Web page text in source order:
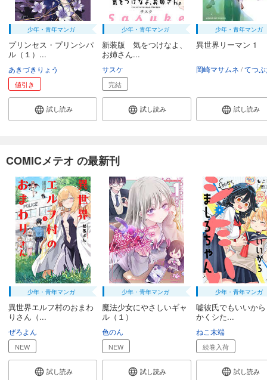
165円 (税込)
完結
カート
試し読み
あらすじを表示する
怪人開発部の黒井津さん（単話版）第55話
完結
カート
怪人開発部の黒井津さん（単話版）第56話
165円 (税込)
完結
カート
試し読み
あらすじを表示する
怪人開発部の黒井津さん（単話版）第57話
110 円 (税込)
完結
カート
試し読み
あらすじを表示する
少年・青年マンガ
プリンセス・プリンシパ
ル（１）...
あきづきりょう
値引き
試し読み
少年・青年マンガ
新装版 気をつけなよ、
お姉さん...
サスケ
完結
試し読み
少年・青年マンガ
異世界リーマン 1
岡崎マサムネ てつ
試し読み
COMICメテオ の最新刊
少年・青年マンガ
異世界エルフ村のおまわ
りさん（...
ぜろよん
NEW
試し読み
少年・青年マンガ
魔法少女にやさしいギャ
ル（１）
色のん
NEW
試し読み
少年・青年マンガ
嘘彼氏でもいいか
かくシた...
ねこ末端
続巻入荷
試し読み